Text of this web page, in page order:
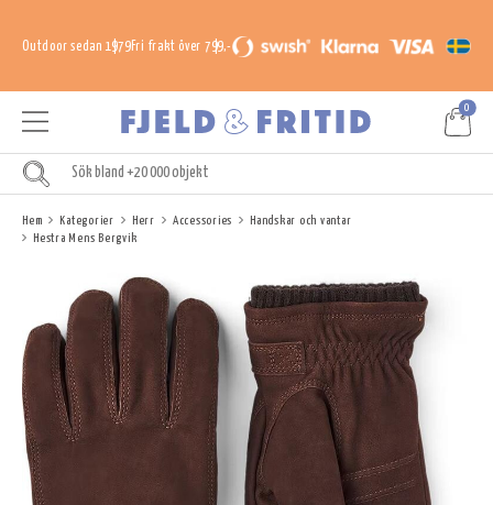
Outdoor sedan 1979Fri frakt över 799,-
0
Hem Kategorier Herr Accessories
Handskar och vantar
Hestra Mens Bergvik